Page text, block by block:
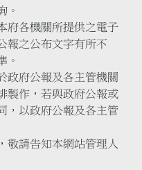
。
府各機關所提供之電子
報之公布文字有所不
。
政府公報及各主管機關
製作，若與政府公報或
，以政府公報及各主管
敬請告知本網站管理人